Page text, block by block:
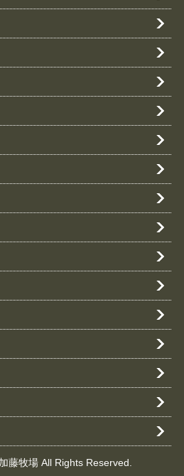
藤牧場 All Rights Reserved.